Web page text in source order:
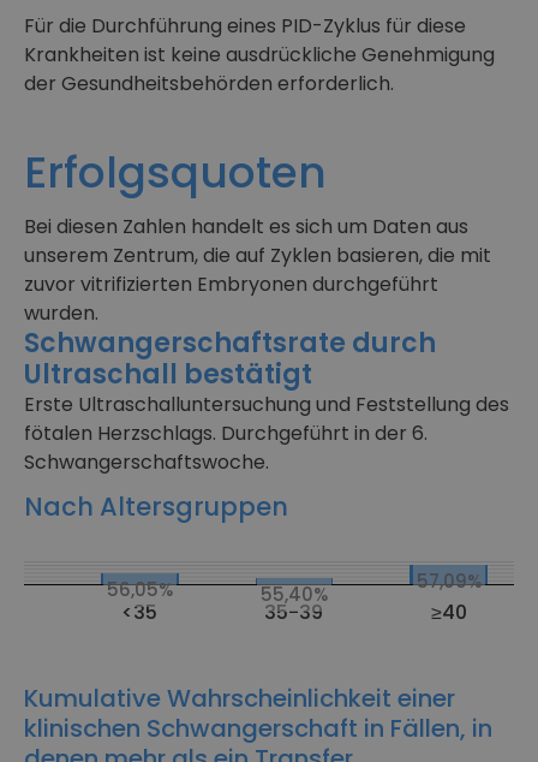
Für die Durchführung eines PID-Zyklus für diese
Krankheiten ist keine ausdrückliche Genehmigung
der Gesundheitsbehörden erforderlich.
Erfolgsquoten
Bei diesen Zahlen handelt es sich um Daten aus
unserem Zentrum, die auf Zyklen basieren, die mit
zuvor vitrifizierten Embryonen durchgeführt
wurden.
Schwangerschaftsrate durch
Ultraschall bestätigt
Erste Ultraschalluntersuchung und Feststellung des
fötalen Herzschlags. Durchgeführt in der 6.
Schwangerschaftswoche.
Nach Altersgruppen
<35
56,05%
35-39
55,40%
≥40
57,09%
Kumulative Wahrscheinlichkeit einer
klinischen Schwangerschaft in Fällen, in